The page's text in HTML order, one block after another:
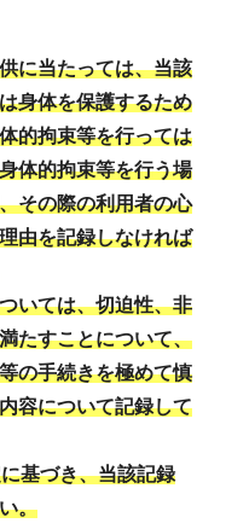
に当たっては、当該
身体を保護するため
的拘束等を行っては
体的拘束等を行う場
その際の利用者の心
由を記録しなければ
いては、切迫性、非
たすことについて、
の手続きを極めて慎
容について記録して
基づき、当該記録
。